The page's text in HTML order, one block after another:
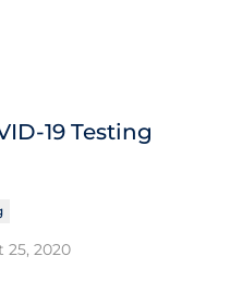
Testing
25, 2020